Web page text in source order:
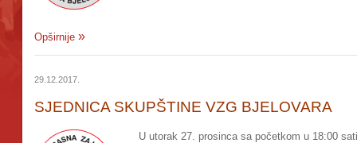
Opširnije
29.12.2017.
SJEDNICA SKUPŠTINE VZG BJELOVARA
U utorak 27. prosinca sa početkom u 18:00